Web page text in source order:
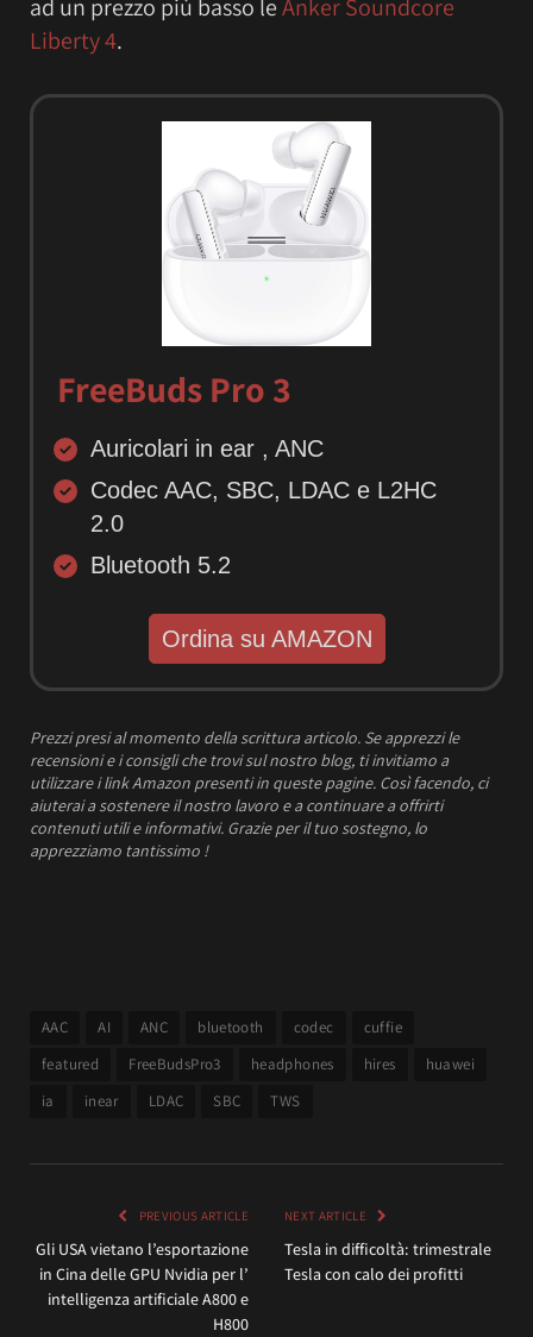
ad un prezzo più basso leAnker Soundcore
Liberty 4.
FreeBuds Pro 3
Auricolari in ear , ANC
Codec AAC, SBC, LDAC e L2HC
2.0
Bluetooth 5.2
Ordina su AMAZON
Prezzi presi al momento della scrittura articolo. Se apprezzi le
recensioni e i consigli che trovi sul nostro blog, ti invitiamo a
utilizzare i link Amazon presenti in queste pagine. Così facendo, ci
aiuterai a sostenere il nostro lavoro e a continuare a offrirti
contenuti utili e informativi. Grazie per il tuo sostegno, lo
apprezziamo tantissimo !
AAC AI ANC bluetooth codec
cuffie
featured
FreeBudsPro3 headphones hires
huawei
ia
inear LDAC SBC TWS
PREVIOUS ARTICLE
Gli USA vietano l’esportazione
in Cina delle GPU Nvidia per l’
intelligenza artificiale A800 e
H800
NEXT ARTICLE
Tesla in difficoltà: trimestrale
Tesla con calo dei profitti